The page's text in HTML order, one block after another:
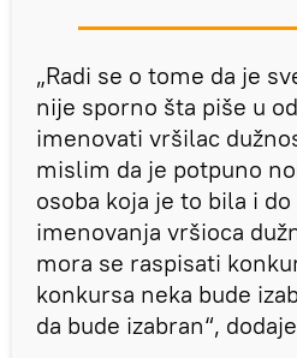
„Radi se o tome da je
nije sporno šta piše u
imenovati vršilac
mislim da je potpuno
osoba koja je to bila i do
imenovanja vršioca
mora se raspisati
konkursa neka bude
da bude izabran“,